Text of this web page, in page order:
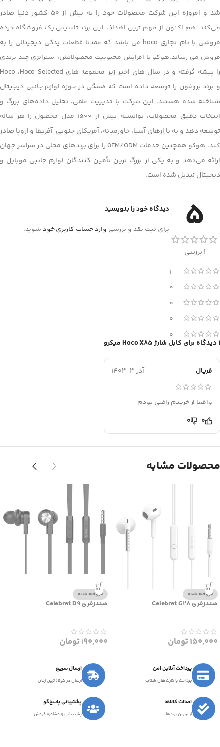
شد و امروزه این شرکت محصولات خود را به بیش از ۵۰ کشور دنیا صادر
می‌کند. هم اکنون از مهم ترین اهداف این برند تاسیس یک فروشگاه خرده
فروشی با نام تجاری hoco می باشد که عمدتا قطعات یدکی دیجیتالی را به
فروش می رساند.هوکو با افزایش محبوبیت محصولاتش، استراتژی چند برندی
را پیشه گرفته و در سال های اخیر زیر مجموعه های Hoco ،Hoco Selected
و برند بروفون را توسعه داده است که همگی در حوزه لوازم جانبی دیجیتال
شناخته شده هستند. این شرکت با مدیریت علمی، تحلیل داده‌های بزرگ و
انتخاب دقیق محصولات، توانسته بیش از ۱۵۰۰ مدل محصول را هر ساله
توسعه دهد و به بازارهای آسیا، خاورمیانه، آمریکای جنوبی، آفریقا و اروپا صادر
کند. هوکو همچنین خدمات OEM/ODM را برای برندهای محلی در سراسر جهان
ارائه می‌دهد و به یکی از بزرگ ترین تأمین کنندگان لوازم جانبی موبایل و
دیجیتال تبدیل شده است.
5
1 بررسی
1
0
0
0
0
1 دیدگاه برای کابل شارژ Hoco X85 میکرو
فریال آذر 3, 1403
واقعا از خریدم راضی بودم
0
0
دیدگاه خود را بنویسید
برای ثبت نقد و بررسی وارد حساب کاربری خودشوید.
محصولات مشابه
فروخته شده
هندزفری Celebrat G28
150,000تومان
فروخته شده
هندزفری Celebrat D9
190,000تومان
پرداخت آنلاین امن
پرداخت با کارت های شتاب
ارسال سریع
ارسال در کوتاه ترین زمان
اصالت کالاها
از برترین برندها
پشتیبانی پاسخ‌گو
پشتیبانی و مشاوره فروش